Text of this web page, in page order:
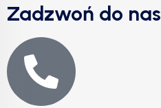
Zadzwoń do nas